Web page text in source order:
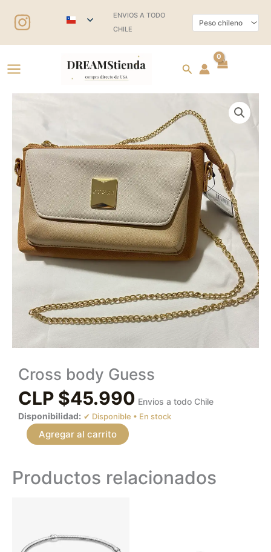
ENVIOS A TODO
CHILE
Buscar
Cross body Guess
CLP $45.990 Envios a todo Chile
Disponibilidad:
En stock
cantidad
Agregar al carrito
Productos relacionados
múltiples